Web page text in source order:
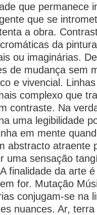
que permanece
que se
a obra.
da
ou imaginárias.
de mudança sem
e vivencial.
complexo que
contraste. Na
uma legibilidade
em mente
abstracto atraente
uma sensação
finalidade da arte
for. Mutação
conjugam-se na
nuances. Ar,